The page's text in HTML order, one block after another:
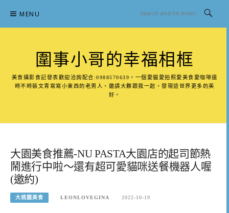
content
MENU
圍事小哥的幸福相框
美食攝影食記發表歡迎洽詢配合:0988570639。一個愛貓愛拍照愛美食愛咖啡還
時不時裝文青寫寫小東西的老男人，邀請大夥跟我一起，發現這世界更多的美
好。
大園美食推薦-NU PASTA大園店的起司節熱
鬧進行中啦～還有超可愛貓咪送餐機器人喔
(邀約)
大桃園美食 LEONLOVEGINA 2022-10-19